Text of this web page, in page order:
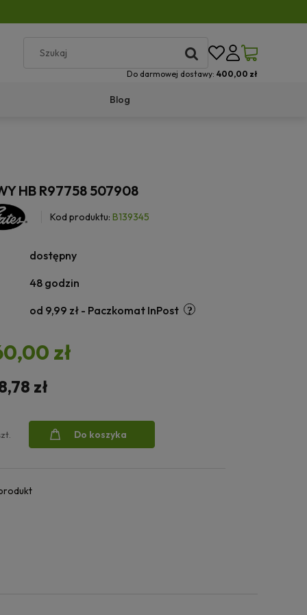
Do darmowej dostawy: 400,00 zł
Blog
HB R97758 507908
Kod produktu: B139345
dostępny
48 godzin
od 9,99 zł - Paczkomat InPost
zł
zł
Do koszyka